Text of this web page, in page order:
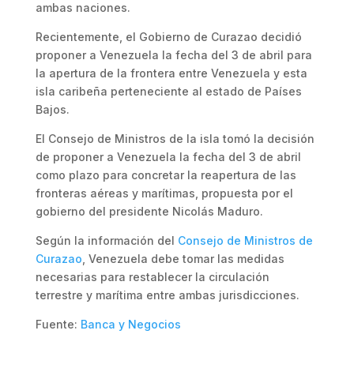
ambas naciones.
Recientemente, el Gobierno de Curazao decidió
proponer a Venezuela la fecha del 3 de abril para
la apertura de la frontera entre Venezuela y esta
isla caribeña perteneciente al estado de Países
Bajos.
El Consejo de Ministros de la isla tomó la decisión
de proponer a Venezuela la fecha del 3 de abril
como plazo para concretar la reapertura de las
fronteras aéreas y marítimas, propuesta por el
gobierno del presidente Nicolás Maduro.
Según la información del Consejo de Ministros de
Curazao , Venezuela debe tomar las medidas
necesarias para restablecer la circulación
terrestre y marítima entre ambas jurisdicciones.
Fuente: Banca y Negocios